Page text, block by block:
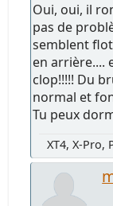
Oui, oui, il
pas de
semblent
en arrière....
clop!!!!! Du
normal et
Tu peux
XT4, X-Pro,